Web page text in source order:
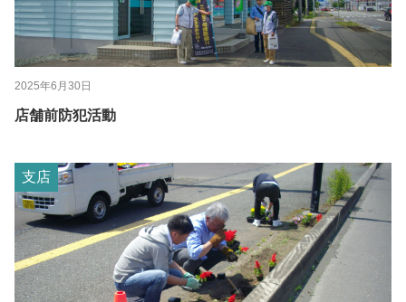
2025年6月30日
店舗前防犯活動
支店